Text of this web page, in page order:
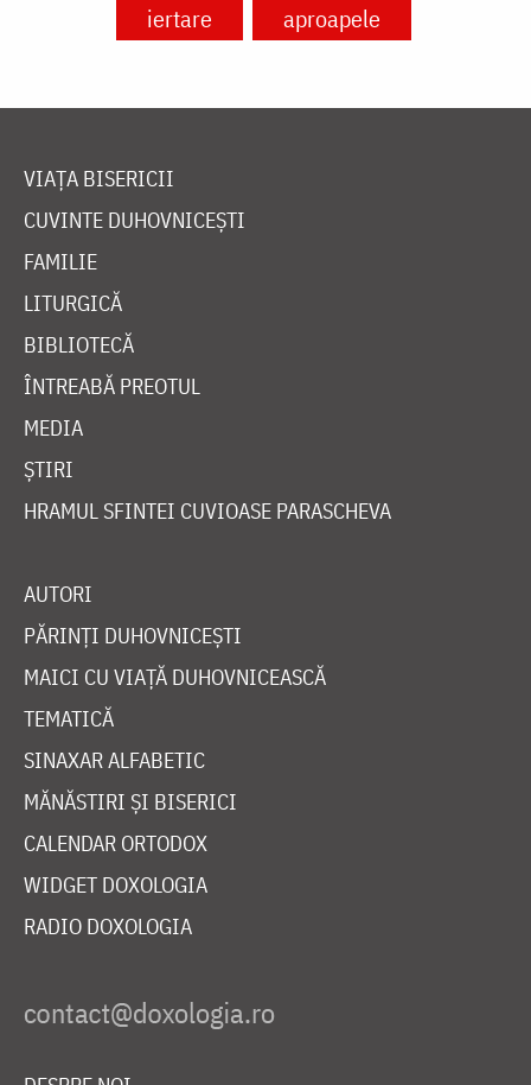
iertare
aproapele
VIAȚA BISERICII
CUVINTE DUHOVNICEȘTI
FAMILIE
LITURGICĂ
BIBLIOTECĂ
ÎNTREABĂ PREOTUL
MEDIA
ȘTIRI
HRAMUL SFINTEI CUVIOASE PARASCHEVA
AUTORI
PĂRINȚI DUHOVNICEȘTI
MAICI CU VIAȚĂ DUHOVNICEASCĂ
TEMATICĂ
SINAXAR ALFABETIC
MĂNĂSTIRI ȘI BISERICI
CALENDAR ORTODOX
WIDGET DOXOLOGIA
RADIO DOXOLOGIA